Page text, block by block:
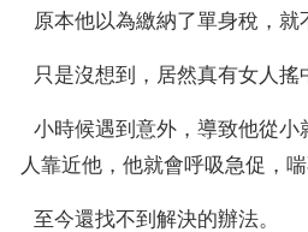
原本他以為繳納了單身稅，就
只是沒想到，居然真有女人搖
人靠近他，他就會呼吸急促，
  至今還找不到解決的辦法。